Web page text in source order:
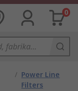
0
/ Power Line
Filters